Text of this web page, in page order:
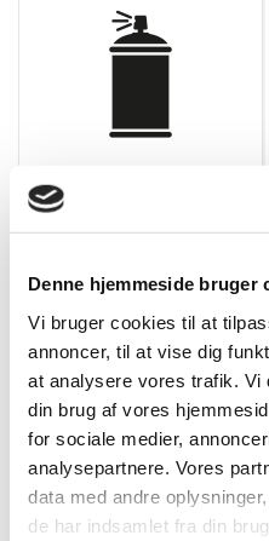
Denne hjemmeside bruger
Vi bruger cookies til at
annoncer, til at vise dig
at analysere vores trafik. Vi
din brug af vores
for sociale medier,
analysepartnere. Vores
data med andre
de har indsamlet fra din
Bedst sælgende